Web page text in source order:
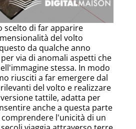
scelto di far apparire
del volto
da qualche anno
via di anomali aspetti che
stessa. In modo
riusciti a far emergere dal
del volto e realizzare
tattile, adatta per
anche a questa parte
l'unicità di un